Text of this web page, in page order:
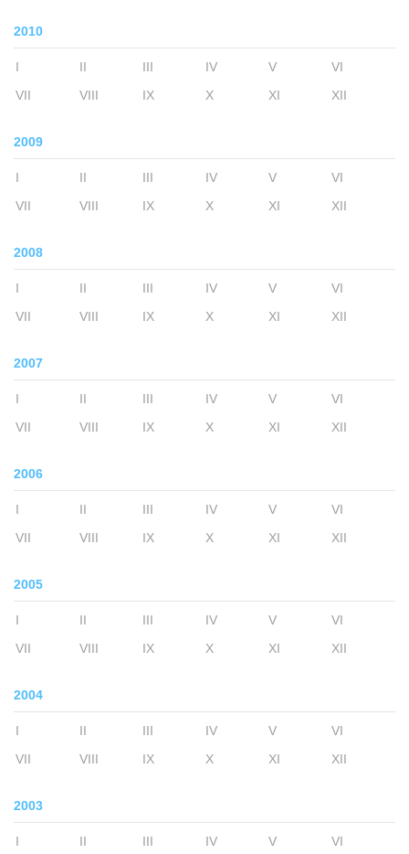
2010
I II III IV V
VI
VII
VIII IX X XI XII
2009
I II III IV V
VI
VII
VIII IX X XI XII
2008
I II III IV V
VI
VII
VIII IX X XI XII
2007
I II III IV V
VI
VII
VIII IX X XI XII
2006
I II III IV V
VI
VII
VIII IX X XI XII
2005
I II III IV V
VI
VII
VIII IX X XI XII
2004
I II III IV V
VI
VII
VIII IX X XI XII
2003
I II III IV V
VI